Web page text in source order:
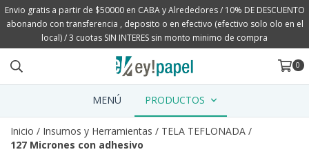
Envio gratis a partir de $50000 en CABA y Alrededores / 10% DE DESCUENTO
abonando con transferencia , deposito o en efectivo (efectivo solo olo en el
local) / 3 cuotas SIN INTERES sin monto minimo de compra
0
MENÚ PRODUCTOS
Inicio / Insumos y Herramientas / TELA TEFLONADA /
127 Micrones con adhesivo